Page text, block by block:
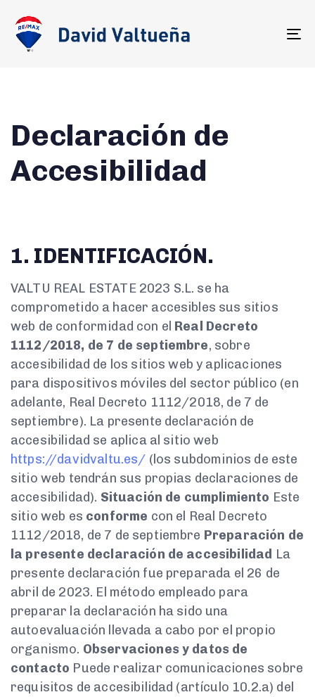
Declaración de
Accesibilidad
1. IDENTIFICACIÓN.
VALTU REAL ESTATE 2023 S.L. se ha
comprometido a hacer accesibles sus sitios
web de conformidad con el Real Decreto
1112/2018, de 7 de septiembre, sobre
accesibilidad de los sitios web y aplicaciones
para dispositivos móviles del sector público (en
adelante, Real Decreto 1112/2018, de 7 de
septiembre). La presente declaración de
accesibilidad se aplica al sitio web
https://davidvaltu.es/ (los subdominios de este
sitio web tendrán sus propias declaraciones de
accesibilidad). Situación de cumplimiento Este
sitio web es conforme con el Real Decreto
1112/2018, de 7 de septiembre Preparación de
la presente declaración de accesibilidad La
presente declaración fue preparada el 26 de
abril de 2023. El método empleado para
preparar la declaración ha sido una
autoevaluación llevada a cabo por el propio
organismo. Observaciones y datos de
contacto Puede realizar comunicaciones sobre
requisitos de accesibilidad (artículo 10.2.a) del